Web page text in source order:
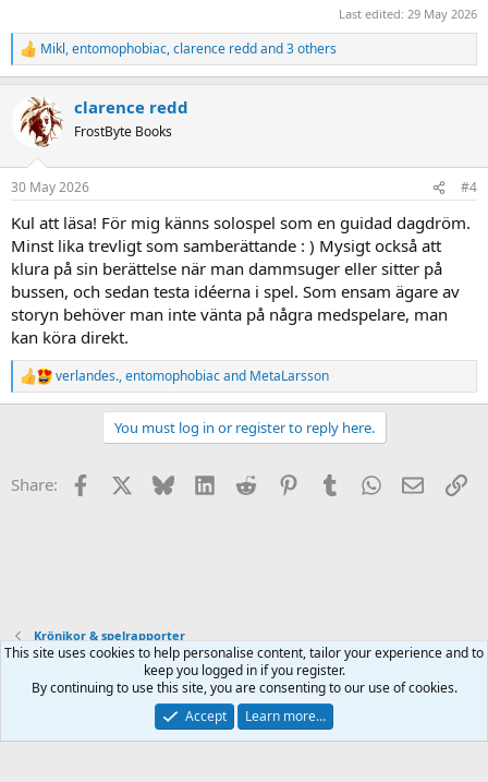
Last edited: 29 May 2026
R
e
c
t
s
Mikl,entomophobiac,clarence reddand 3 others
clarence redd
FrostByte Books
30 May 2026 #4
Kul att läsa! För mig känns solospel som en guidad dagdröm.
Minst lika trevligt som samberättande : ) Mysigt också att
klura på sin berättelse när man dammsuger eller sitter på
bussen, och sedan testa idéerna i spel. Som ensam ägare av
storyn behöver man inte vänta på några medspelare, man
kan köra direkt.
R
e
o
verlandes.,entomophobiacand MetaLarsson
You must log in or register to reply here.
Share: Facebook Bluesky LinkedInReddit PinterestTumblrWhatsApp
Email
Krönikor & spelrapporter
Terms and rules Privacy policy Help Home
R
S
Community platform by XenForo® © 2010-2025 XenForo Ltd.
This site uses cookies to help personalise content, tailor your experience and to
keep you logged in if you register.
By continuing to use this site, you are consenting to our use of cookies.
Accept
Learn more…